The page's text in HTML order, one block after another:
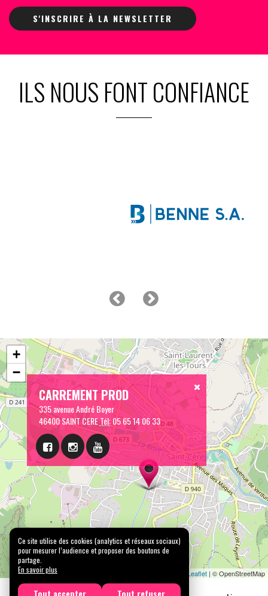
S'INSCRIRE À LA NEWSLETTER
ILS NOUS FONT CONFIANCE
CARREMENT PROD
335 avenue André Boyer
46400 SAINT CERETél:05 65 14 06 33
+
−
Leaflet | © OpenStreetMap
Ce site utilise des cookies (analytics et réseaux sociaux)
pour mesurer l’audience et proposer des boutons de
partage.
En savoir plus
Tout accepter Tout refuser